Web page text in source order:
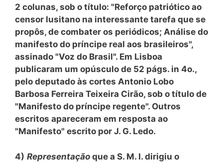
2 colunas, sob o título: "Reforço patriótico ao
censor lusitano na interessante tarefa que se
propôs, de combater os periódicos; Análise do
manifesto do príncipe real aos brasileiros",
assinado "Voz do Brasil". Em Lisboa
publicaram um opúsculo de 52 págs. in 4o.,
pelo deputado às cortes Antonio Lobo
Barbosa Ferreira Teixeira Cirão, sob o título de
"Manifesto do príncipe regente". Outros
escritos apareceram em resposta ao
"Manifesto" escrito por J. G. Ledo.
4) Representação que a S. M. I. dirigiu o